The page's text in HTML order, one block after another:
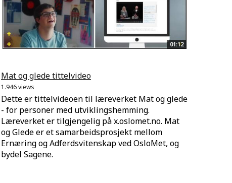
01:12
Mat og glede tittelvideo
1.946 views
Dette er tittelvideoen til læreverket Mat og glede
- for personer med utviklingshemming.
Læreverket er tilgjengelig på x.oslomet.no. Mat
og Glede er et samarbeidsprosjekt mellom
Ernæring og Adferdsvitenskap ved OsloMet, og
bydel Sagene.